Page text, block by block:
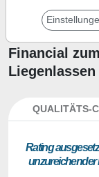
Ist die Aktie
Financial
QUALITÄTS-
Ra­ting
un­zu­rei­chen­der